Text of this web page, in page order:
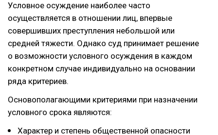
Условное осуждение наиболее часто
осуществляется в отношении лиц, впервые
совершивших преступления небольшой или
средней тяжести. Однако суд принимает решение
о возможности условного осуждения в каждом
конкретном случае индивидуально на основании
ряда критериев.
Основополагающими критериями при назначении
условного срока являются:
Характер и степень общественной опасности